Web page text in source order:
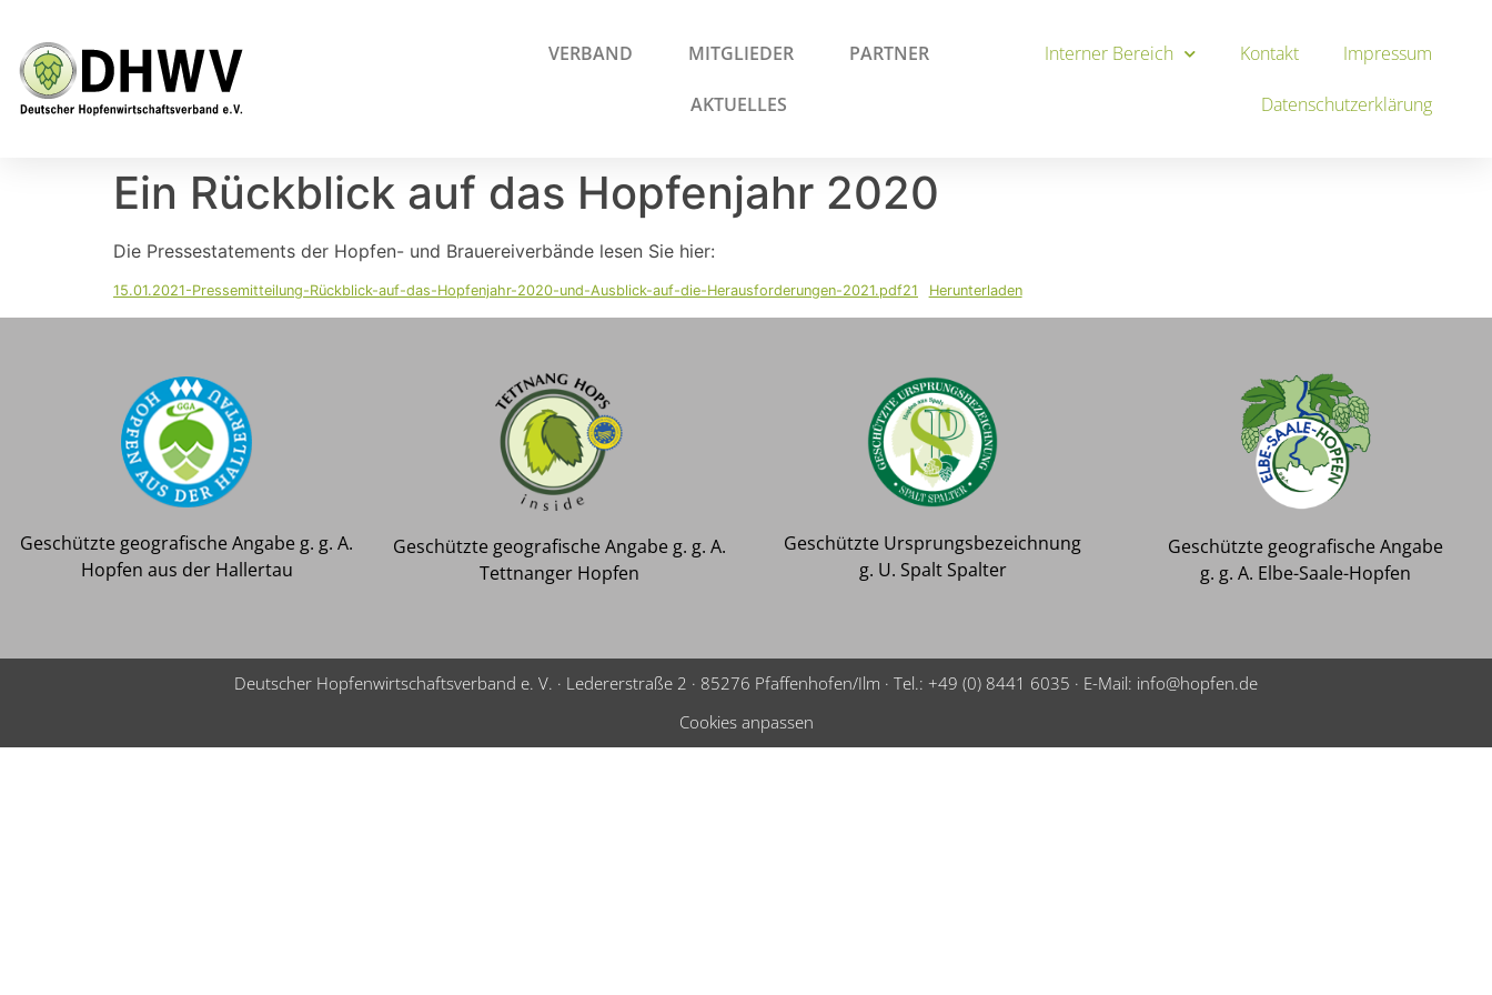
VERBAND MITGLIEDER PARTNER
AKTUELLES
Interner Bereich Kontakt Impressum
Datenschutzerklärung
Ein Rückblick auf das Hopfenjahr 2020
Die Pressestatements der Hopfen- und Brauereiverbände lesen Sie hier:
15.01.2021-Pressemitteilung-Rückblick-auf-das-Hopfenjahr-2020-und-Ausblick-auf-die-Herausforderungen-2021.pdf21 Herunterladen
Geschützte geografische Angabe g. g. A.
Hopfen aus der Hallertau
Geschützte geografische Angabe g. g. A.
Tettnanger Hopfen
Geschützte Ursprungsbezeichnung
g. U. Spalt Spalter
Geschützte geografische Angabe
g. g. A. Elbe-Saale-Hopfen
Deutscher Hopfenwirtschaftsverband e. V. · Ledererstraße 2 · 85276 Pfaffenhofen/Ilm · Tel.: +49 (0) 8441 6035 · E-Mail: info@hopfen.de
Cookies anpassen